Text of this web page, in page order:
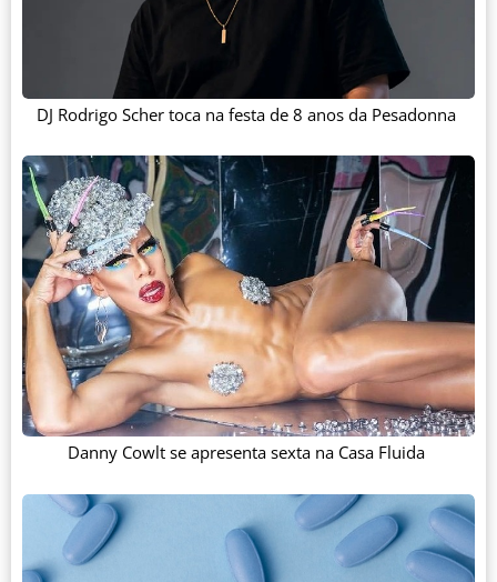
DJ Rodrigo Scher toca na festa de 8 anos da Pesadonna
Danny Cowlt se apresenta sexta na Casa Fluida